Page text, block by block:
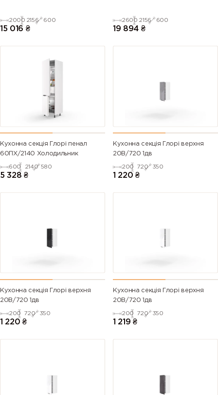
2000 2156 600
15 016 ₴
2600 2156 600
19 894 ₴
Кухонна секція Глорі пенал
60ПХ/2140 Холодильник
600 2140 580
5 328 ₴
Кухонна секція Глорі верхня
20В/720 1дв
200 720 350
1 220 ₴
Кухонна секція Глорі верхня
20В/720 1дв
200 720 350
1 220 ₴
Кухонна секція Глорі верхня
20В/720 1дв
200 720 350
1 219 ₴